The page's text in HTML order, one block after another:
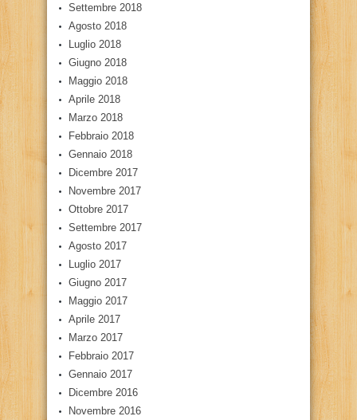
Settembre 2018
Agosto 2018
Luglio 2018
Giugno 2018
Maggio 2018
Aprile 2018
Marzo 2018
Febbraio 2018
Gennaio 2018
Dicembre 2017
Novembre 2017
Ottobre 2017
Settembre 2017
Agosto 2017
Luglio 2017
Giugno 2017
Maggio 2017
Aprile 2017
Marzo 2017
Febbraio 2017
Gennaio 2017
Dicembre 2016
Novembre 2016